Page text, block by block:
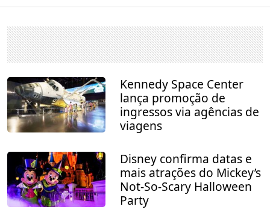
Kennedy Space Center
lança promoção de
ingressos via agências de
viagens
Disney confirma datas e
mais atrações do Mickey’s
Not-So-Scary Halloween
Party